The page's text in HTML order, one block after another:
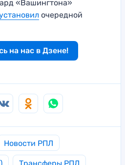
«Вашингтона»
очередной
на нас в Дзене!
Новости РПЛ